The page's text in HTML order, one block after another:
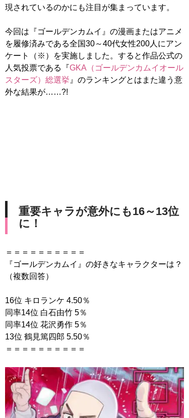
現されているのかにも注目が集まっています。
今回は『ゴールデンカムイ』の漫画またはアニメ
を履修済みである全国30～40代女性200人にアン
ケート（※）を実施しました。すると作品公式の
人気投票である『GKA（ゴールデンカムイオール
スターズ）総選挙 』のランキングとはまた違う意
外な結果が……?!
重要キャラが意外にも16～13位
に！
＝＝＝＝＝＝＝＝＝＝
『ゴールデンカムイ』の好きなキャラクターは？
（複数回答）
16位 キロランケ 4.50％
同率14位 白石由竹 5％
同率14位 花沢勇作 5％
13位 鶴見篤四郎 5.50％
＝＝＝＝＝＝＝＝＝＝